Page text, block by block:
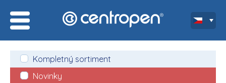
Kompletný sortiment
Novinky